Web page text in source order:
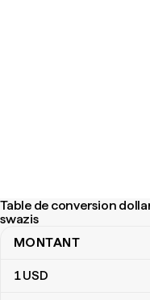
Table de conversion
swazis
Table de conversion
MONTANT
1USD